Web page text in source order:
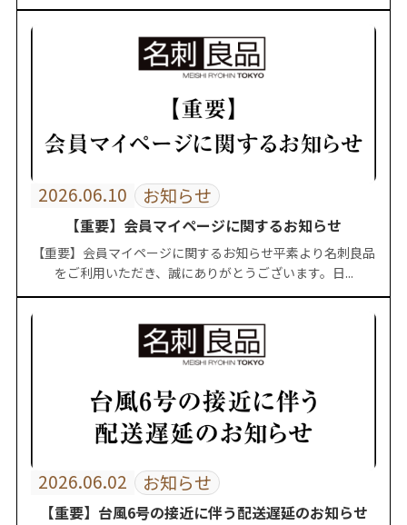
2026.06.10 お知らせ
【重要】会員マイページに関するお知らせ
【重要】会員マイページに関するお知らせ平素より名刺良品
をご利用いただき、誠にありがとうございます。日...
2026.06.02 お知らせ
【重要】台風6号の接近に伴う配送遅延のお知らせ